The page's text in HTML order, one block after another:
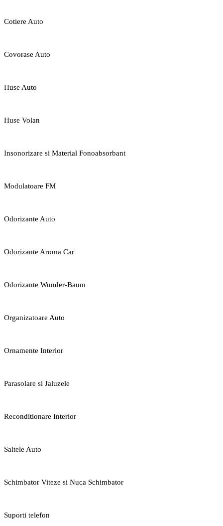
Cotiere Auto
Covorase Auto
Huse Auto
Huse Volan
Insonorizare si Material Fonoabsorbant
Modulatoare FM
Odorizante Auto
Odorizante Aroma Car
Odorizante Wunder-Baum
Organizatoare Auto
Ornamente Interior
Parasolare si Jaluzele
Reconditionare Interior
Saltele Auto
Schimbator Viteze si Nuca Schimbator
Suporti telefon